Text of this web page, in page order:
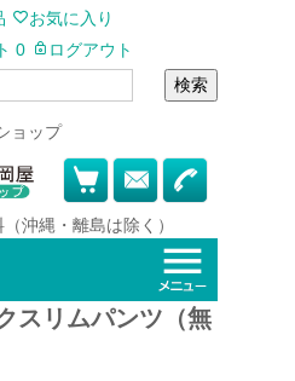
お気に入り
0
ログアウト
検索
ョップ
（沖縄・離島は除く）
スリムパンツ（無